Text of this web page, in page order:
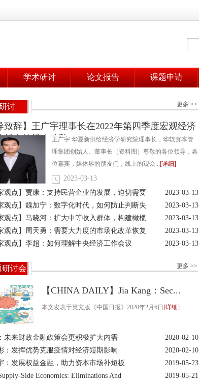
学术研讨 论文报告 课题申请
讨 更多 >>
致辞】王广宇理事长在2022年第四季度宏观经济
析会的线上致辞王广宇 华夏新供给经济学研究院理事长，华软资本管
理集团创始人、董事长（资料图）尊敬的各位领导，各
位嘉宾，媒体界的朋友们，线上的观众...[详细]
2023-03-13
观点】贾康：支持民营企业的发展，迫切需要
念、基础理论的创新
2023-03-13
观点】魏加宁：数字化时代，如何防止判断失
2023-03-13
观点】马晓河：扩大中等收入群体，构建橄榄
结构
2023-03-13
观点】周天勇：需要大力度的市场化改革恢复
中高速增长
2023-03-13
观点】李超：如何理解中央经济工作会议
2023-03-13
研讨会 更多 >>
【CHINA DAILY】Jia Kang：Sec...
本文发表于英文版《中国日报》2020年2月6日 [详细]
未来财政金融政策会更积极扩大内需
2020-02-10
：发挥优势克服疫情对经济短期影响
2020-02-10
：发展权益金融，助力资本市场补短板
2019-05-23
Side Economics: Eliminations And
2019-05-21